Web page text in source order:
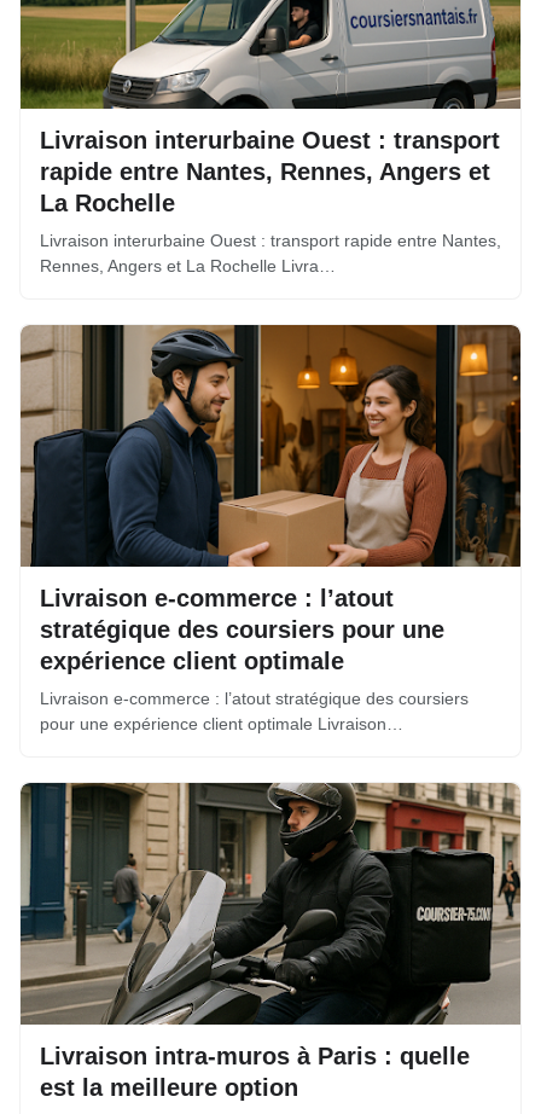
Livraison interurbaine Ouest : transport
rapide entre Nantes, Rennes, Angers et
La Rochelle
Livraison interurbaine Ouest : transport rapide entre Nantes,
Rennes, Angers et La Rochelle Livra…
Livraison e-commerce : l’atout
stratégique des coursiers pour une
expérience client optimale
Livraison e-commerce : l’atout stratégique des coursiers
pour une expérience client optimale Livraison…
Livraison intra-muros à Paris : quelle
est la meilleure option